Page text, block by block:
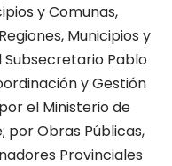
y Comunas,
Municipios y
Subsecretario Pablo
y Gestión
el Ministerio de
por Obras Públicas,
Provinciales